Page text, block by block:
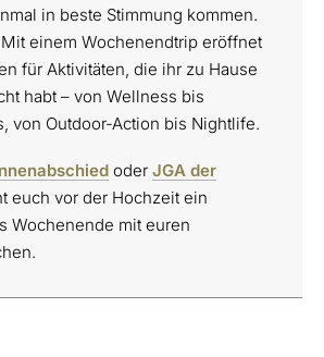
in beste Stimmung kommen.
einem Wochenendtrip eröffnet
für Aktivitäten, die ihr zu Hause
habt – von Wellness bis
von Outdoor-Action bis Nightlife.
oder JGA der
euch vor der Hochzeit ein
Wochenende mit euren